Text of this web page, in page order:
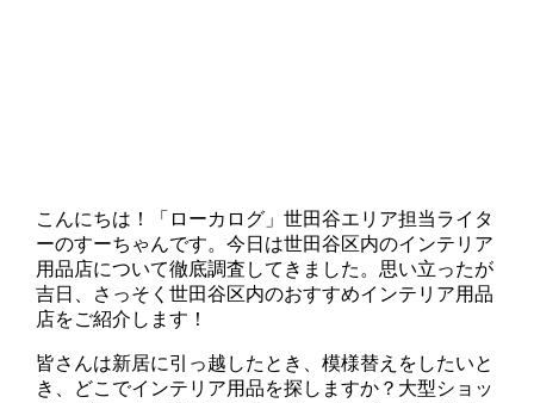
こんにちは！「ローカログ」世田谷エリア担当ライタ
ーのすーちゃんです。今日は世田谷区内のインテリア
用品店について徹底調査してきました。思い立ったが
吉日、さっそく世田谷区内のおすすめインテリア用品
店をご紹介します！
皆さんは新居に引っ越したとき、模様替えをしたいと
き、どこでインテリア用品を探しますか？大型ショッ